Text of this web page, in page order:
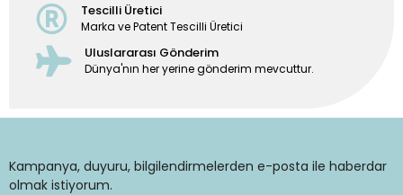
Tescilli Üretici
Marka ve Patent Tescilli Üretici
Uluslararası Gönderim
Dünya'nın her yerine gönderim mevcuttur.
Kampanya, duyuru, bilgilendirmelerden e-posta ile haberdar
olmak istiyorum.